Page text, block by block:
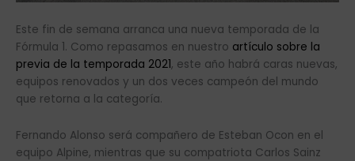
Este fin de semana arranca una nueva temporada de la
Fórmula 1. Como repasamos en nuestro artículo sobre la
previa de la temporada 2021, este año habrá caras nuevas,
equipos renovados y un dos veces campeón del mundo
que retorna a la categoría.
Fernando Alonso será compañero de Esteban Ocon en el
equipo Alpine, mientras que su compatriota Carlos Sainz